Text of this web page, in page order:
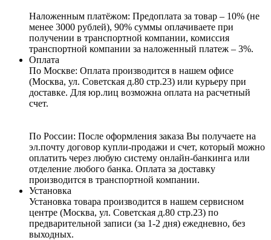
Наложенным платёжом: Предоплата за товар – 10% (не
менее 3000 рублей), 90% суммы оплачиваете при
получении в транспортной компании, комиссия
транспортной компании за наложенный платеж – 3%.
Оплата
По Москве: Оплата производится в нашем офисе
(Москва, ул. Советская д.80 стр.23) или курьеру при
доставке. Для юр.лиц возможна оплата на расчетный
счет.
По России: После оформления заказа Вы получаете на
эл.почту договор купли-продажи и счет, который можно
оплатить через любую систему онлайн-банкинга или
отделение любого банка. Оплата за доставку
производится в транспортной компании.
Установка
Установка товара производится в нашем сервисном
центре (Москва, ул. Советская д.80 стр.23) по
предварительной записи (за 1-2 дня) ежедневно, без
выходных.